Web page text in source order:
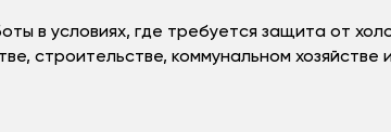
в условиях, где требуется защита от
строительстве, коммунальном хозяйстве